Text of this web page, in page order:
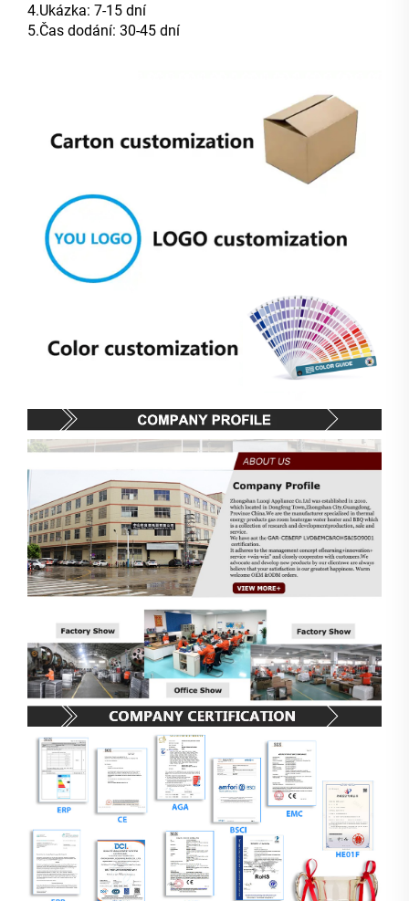
4.Ukázka: 7-15 dní
5.Čas dodání: 30-45 dní